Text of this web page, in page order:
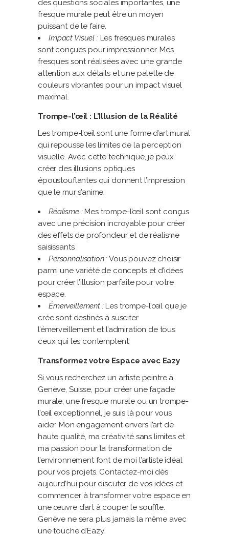
des questions sociales importantes, une
fresque murale peut être un moyen
puissant de le faire.
Impact Visuel :Les fresques murales
sont conçues pour impressionner. Mes
fresques sont réalisées avec une grande
attention aux détails et une palette de
couleurs vibrantes pour un impact visuel
maximal.
Trompe-l’œil : L’Illusion de la Réalité
Les trompe-l’œil sont une forme d’art mural
qui repousse les limites de la perception
visuelle. Avec cette technique, je peux
créer des illusions optiques
époustouflantes qui donnent l’impression
que le mur s’anime.
Réalisme :Mes trompe-l’œil sont conçus
avec une précision incroyable pour créer
des effets de profondeur et de réalisme
saisissants.
Personnalisation :Vous pouvez choisir
parmi une variété de concepts et d’idées
pour créer l’illusion parfaite pour votre
espace.
Émerveillement :Les trompe-l’œil que je
crée sont destinés à susciter
l’émerveillement et l’admiration de tous
ceux qui les contemplent.
Transformez votre Espace avec Eazy
Si vous recherchez un artiste peintre à
Genève, Suisse, pour créer une façade
murale, une fresque murale ou un trompe-
l’œil exceptionnel, je suis là pour vous
aider. Mon engagement envers l’art de
haute qualité, ma créativité sans limites et
ma passion pour la transformation de
l’environnement font de moi l’artiste idéal
pour vos projets. Contactez-moi dès
aujourd’hui pour discuter de vos idées et
commencer à transformer votre espace en
une œuvre d’art à couper le souffle.
Genève ne sera plus jamais la même avec
une touche d’Eazy.